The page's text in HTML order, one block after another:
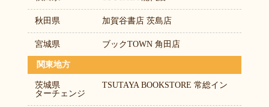
秋田県 加賀谷書店 茨島店
宮城県 ブックTOWN 角田店
関東地方
茨城県
TSUTAYA BOOKSTORE 常総イン
ターチェンジ